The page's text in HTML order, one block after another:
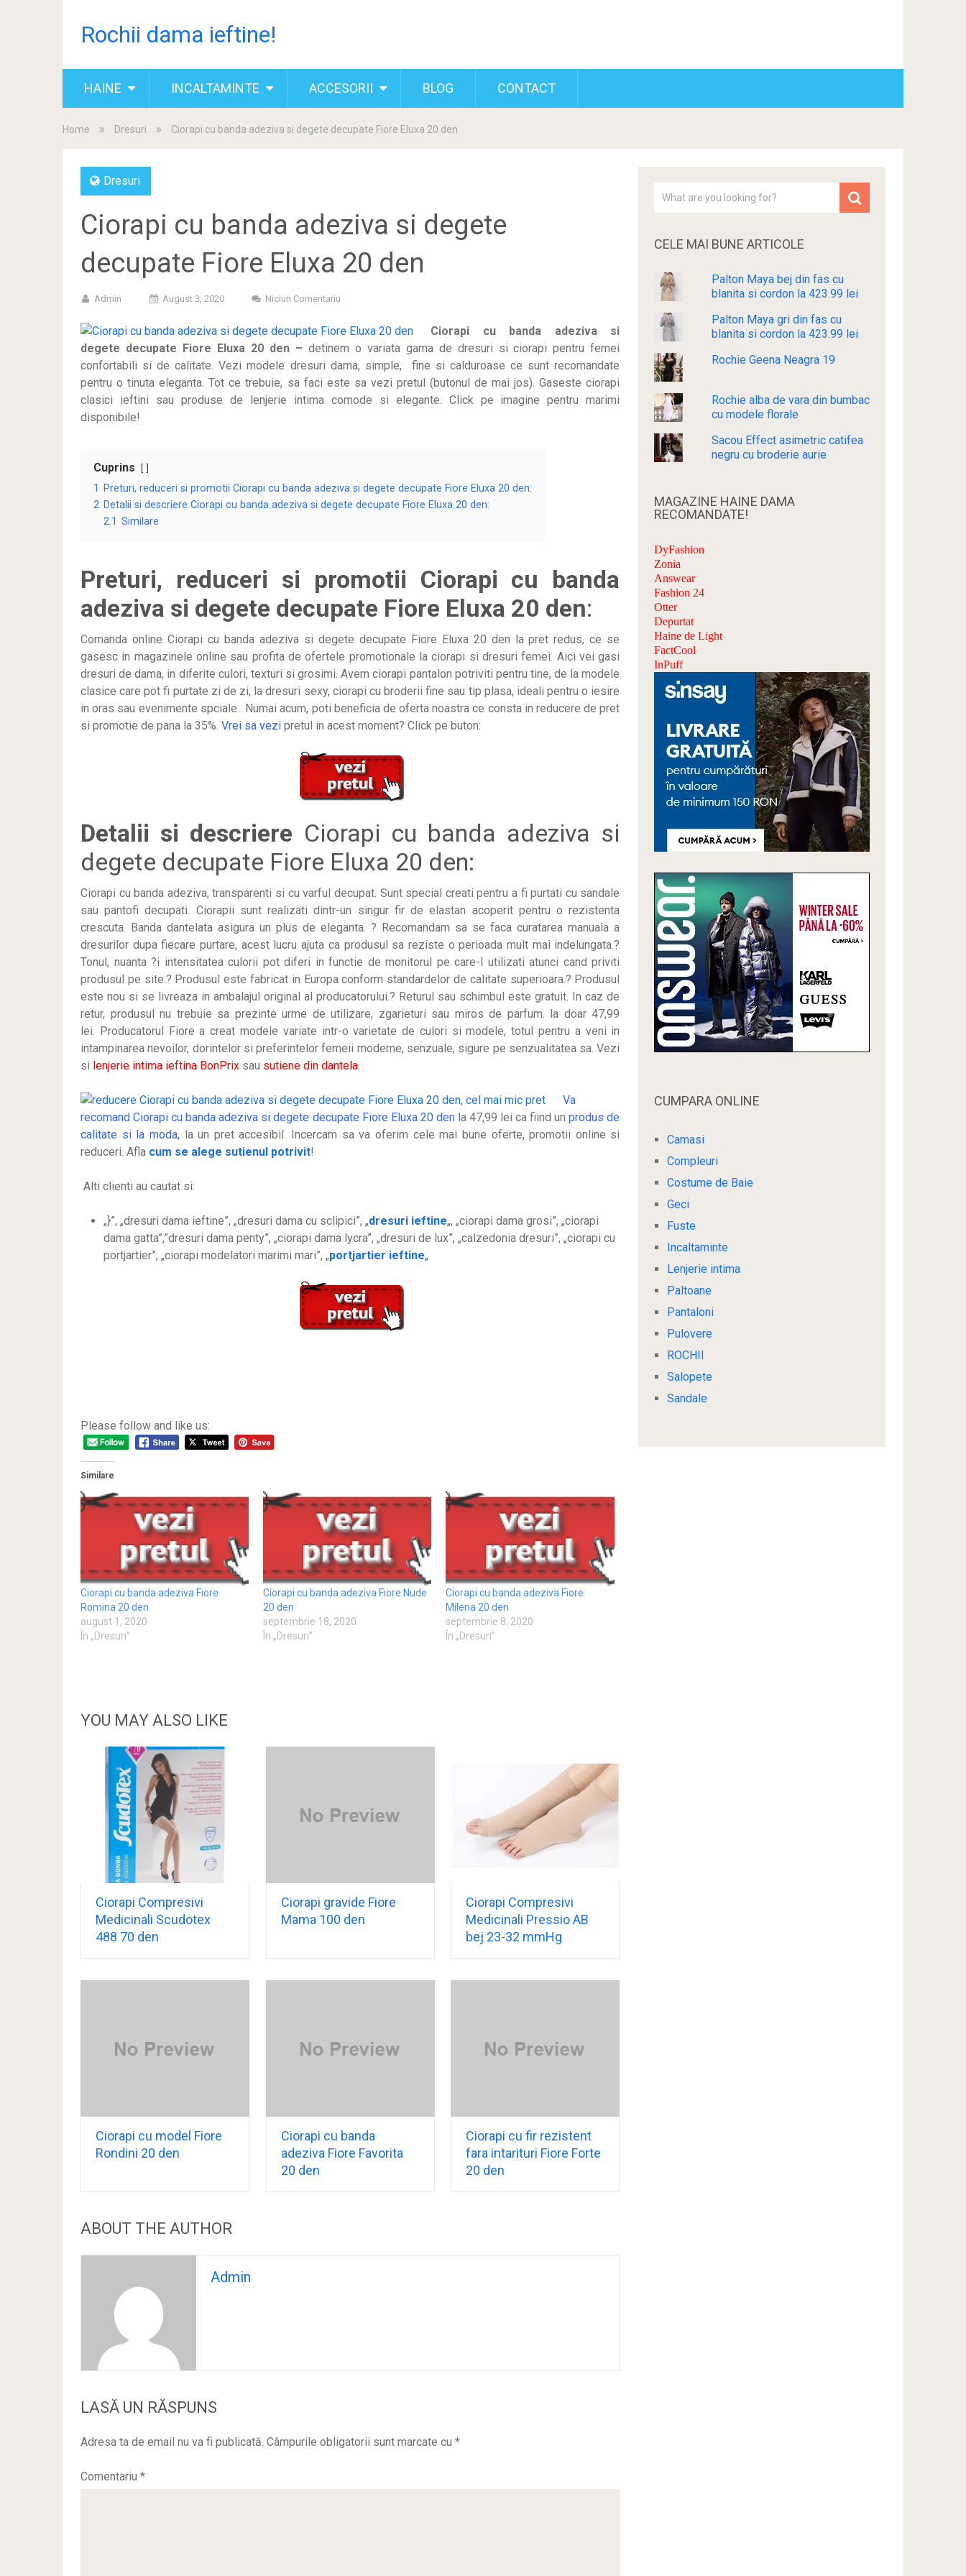
Rochii dama ieftine!
HAINE INCALTAMINTE ACCESORII BLOG CONTACT
Home Dresuri Ciorapi cu banda adeziva si degete decupate Fiore Eluxa 20 den
Dresuri
Ciorapi cu banda adeziva si degete
decupate Fiore Eluxa 20 den
Admin August 3, 2020 Niciun Comentariu
Ciorapi cu banda adeziva si
degete decupate Fiore Eluxa 20 den – detinem o variata gama de dresuri si ciorapi pentru femei
confortabili si de calitate. Vezi modele dresuri dama, simple, fine si calduroase ce sunt recomandate
pentru o tinuta eleganta. Tot ce trebuie, sa faci este sa vezi pretul (butonul de mai jos). Gaseste ciorapi
clasici ieftini sau produse de lenjerie intima comode si elegante. Click pe imagine pentru marimi
disponibile!
Cuprins
1
Preturi, reduceri si promotii Ciorapi cu banda adeziva si degete decupate Fiore Eluxa 20 den:
2 Detalii si descriere Ciorapi cu banda adeziva si degete decupate Fiore Eluxa 20 den:
2.1 Similare
Preturi, reduceri si promotii Ciorapi cu banda
adeziva si degete decupate Fiore Eluxa 20 den:
Comanda online Ciorapi cu banda adeziva si degete decupate Fiore Eluxa 20 den la pret redus, ce se
gasesc in magazinele online sau profita de ofertele promotionale la ciorapi si dresuri femei. Aici vei gasi
dresuri de dama, in diferite culori, texturi si grosimi. Avem ciorapi pantalon potriviti pentru tine, de la modele
clasice care pot fi purtate zi de zi, la dresuri sexy, ciorapi cu broderii fine sau tip plasa, ideali pentru o iesire
in oras sau evenimente spciale. Numai acum, poti beneficia de oferta noastra ce consta in reducere de pret
si promotie de pana la 35%. Vrei sa vezi pretul in acest moment? Click pe buton:
Detalii si descriere Ciorapi cu banda adeziva si
degete decupate Fiore Eluxa 20 den:
Ciorapi cu banda adeziva, transparenti si cu varful decupat. Sunt special creati pentru a fi purtati cu sandale
sau pantofi decupati. Ciorapii sunt realizati dintr-un singur fir de elastan acoperit pentru o rezistenta
crescuta. Banda dantelata asigura un plus de eleganta. ? Recomandam sa se faca curatarea manuala a
dresurilor dupa fiecare purtare, acest lucru ajuta ca produsul sa reziste o perioada mult mai indelungata.?
Tonul, nuanta ?i intensitatea culorii pot diferi in functie de monitorul pe care-l utilizati atunci cand priviti
produsul pe site.? Produsul este fabricat in Europa conform standardelor de calitate superioara.? Produsul
este nou si se livreaza in ambalajul original al producatorului.? Returul sau schimbul este gratuit. In caz de
retur, produsul nu trebuie sa prezinte urme de utilizare, zgarieturi sau miros de parfum. la doar 47,99
lei. Producatorul Fiore a creat modele variate intr-o varietate de culori si modele, totul pentru a veni in
intampinarea nevoilor, dorintelor si preferintelor femeii moderne, senzuale, sigure pe senzualitatea sa. Vezi
si lenjerie intima ieftina BonPrix sau sutiene din dantela.
Va
recomand Ciorapi cu banda adeziva si degete decupate Fiore Eluxa 20 den la 47,99 lei ca fiind unprodus de
calitate si la moda,la un pret accesibil. Incercam sa va oferim cele mai bune oferte, promotii online si
reduceri. Afla cum se alege sutienul potrivit!
Alti clienti au cautat si:
„}”, „dresuri dama ieftine”, „dresuri dama cu sclipici”, „dresuri ieftine„, „ciorapi dama grosi”, „ciorapi
dama gatta”,”dresuri dama penty”, „ciorapi dama lycra”, „dresuri de lux”, „calzedonia dresuri”, „ciorapi cu
portjartier”, „ciorapi modelatori marimi mari”, „portjartier ieftine„
Please follow and like us:
Similare
Ciorapi cu banda adeziva Fiore
Romina 20 den
august 1, 2020
În „Dresuri”
Ciorapi cu banda adeziva Fiore Nude
20 den
septembrie 18, 2020
În „Dresuri”
Ciorapi cu banda adeziva Fiore
Milena 20 den
septembrie 8, 2020
În „Dresuri”
YOU MAY ALSO LIKE
Ciorapi Compresivi
Medicinali Scudotex
488 70 den
Ciorapi gravide Fiore
Mama 100 den
Ciorapi Compresivi
Medicinali Pressio AB
bej 23-32 mmHg
Ciorapi cu model Fiore
Rondini 20 den
Ciorapi cu banda
adeziva Fiore Favorita
20 den
Ciorapi cu fir rezistent
fara intarituri Fiore Forte
20 den
ABOUT THE AUTHOR
Admin
LASĂ UN RĂSPUNS
Adresa ta de email nu va fi publicată. Câmpurile obligatorii sunt marcate cu *
Comentariu *
CELE MAI BUNE ARTICOLE
Palton Maya bej din fas cu
blanita si cordon la 423.99 lei
Palton Maya gri din fas cu
blanita si cordon la 423.99 lei
Rochie Geena Neagra 19
Rochie alba de vara din bumbac
cu modele florale
Sacou Effect asimetric catifea
negru cu broderie aurie
MAGAZINE HAINE DAMA
RECOMANDATE!
DyFashion
Zonia
Answear
Fashion 24
Otter
Depurtat
Haine de Light
FactCool
InPuff
CUMPARA ONLINE
Camasi
Compleuri
Costume de Baie
Geci
Fuste
Incaltaminte
Lenjerie intima
Paltoane
Pantaloni
Pulovere
ROCHII
Salopete
Sandale